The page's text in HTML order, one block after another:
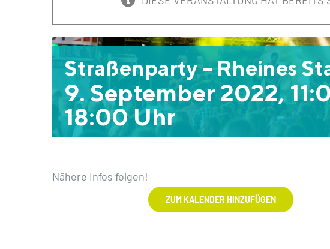
Straßenparty – Rheines
9. September 2022,
18:00 Uhr
Nähere Infos folgen!
ZUM KALENDER HINZUFÜGEN